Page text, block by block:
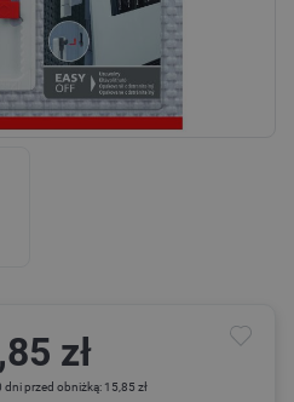
zł
dni przed obniżką: 15,85 zł